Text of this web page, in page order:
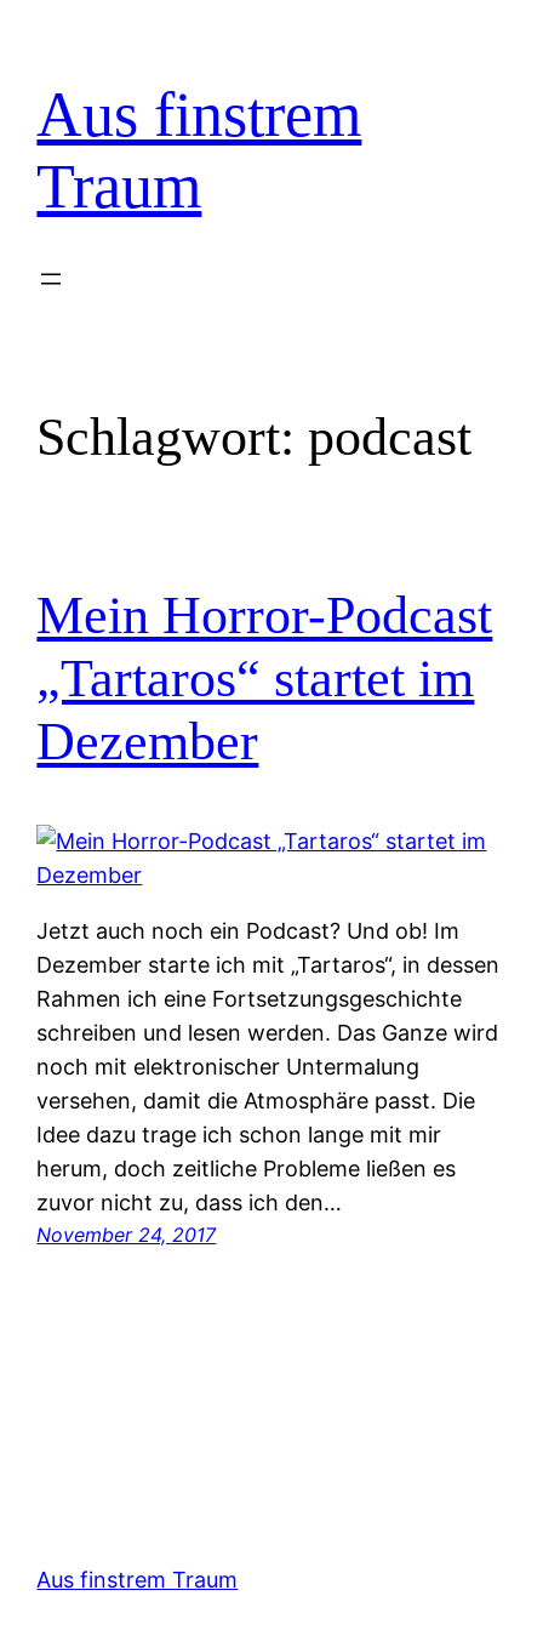
springen
Aus finstrem
Traum
Schlagwort: podcast
Mein Horror-Podcast
„Tartaros“ startet im
Dezember
Jetzt auch noch ein Podcast? Und ob! Im
Dezember starte ich mit „Tartaros“, in dessen
Rahmen ich eine Fortsetzungsgeschichte
schreiben und lesen werden. Das Ganze wird
noch mit elektronischer Untermalung
versehen, damit die Atmosphäre passt. Die
Idee dazu trage ich schon lange mit mir
herum, doch zeitliche Probleme ließen es
zuvor nicht zu, dass ich den…
November 24, 2017
Aus finstrem Traum